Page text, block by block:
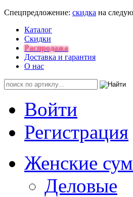
Спецпредложение: скидка на
Каталог
Скидки
Распродажа
Доставка и гарантия
О нас
Войти
Регистрация
Женские
Деловые